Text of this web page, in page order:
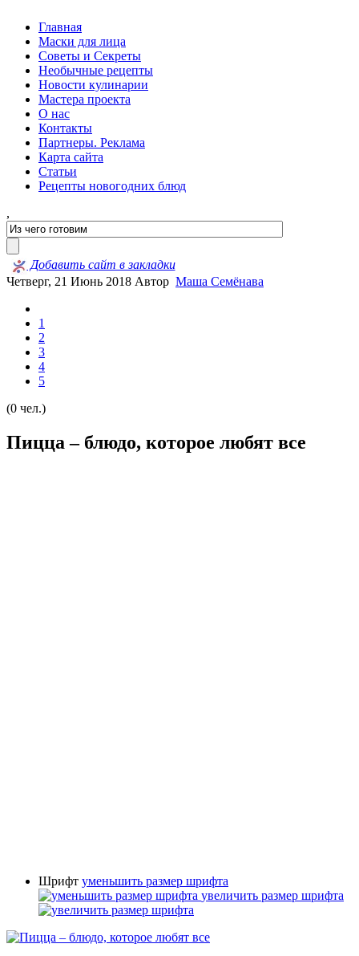
Главная
Маски для лица
Советы и Секреты
Необычные рецепты
Новости кулинарии
Мастера проекта
О нас
Контакты
Партнеры. Реклама
Карта сайта
Статьи
Рецепты новогодних блюд
,
Добавить сайт в закладки
Четверг, 21 Июнь 2018 Автор Маша Семёнава
1
2
3
4
5
(0 чел.)
Пицца – блюдо, которое любят все
Шрифт уменьшить размер шрифта
увеличить размер шрифта